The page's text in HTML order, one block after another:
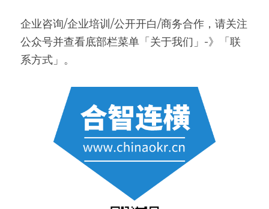
企业咨询/企业培训/公开开白/商务合作，请关注
公众号并查看底部栏菜单「关于我们」-》「联
系方式」。